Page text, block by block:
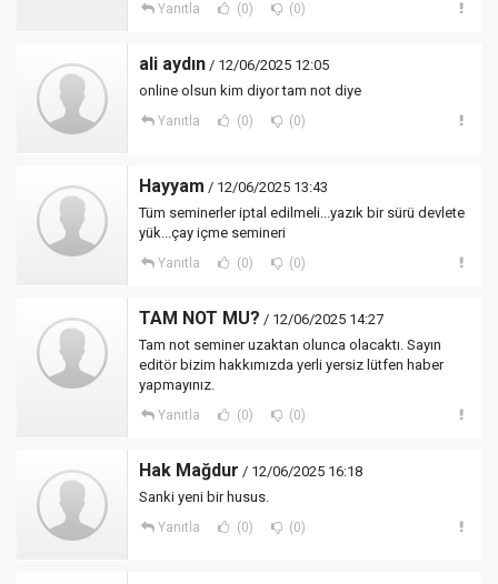
Yanıtla (0) (0)
ali aydın / 12/06/2025 12:05
online olsun kim diyor tam not diye
Yanıtla (0) (0)
Hayyam / 12/06/2025 13:43
Tüm seminerler iptal edilmeli...yazık bir sürü devlete
yük...çay içme semineri
Yanıtla (0) (0)
TAM NOT MU? / 12/06/2025 14:27
Tam not seminer uzaktan olunca olacaktı. Sayın
editör bizim hakkımızda yerli yersiz lütfen haber
yapmayınız.
Yanıtla (0) (0)
Hak Mağdur / 12/06/2025 16:18
Sanki yeni bir husus.
Yanıtla (0) (0)